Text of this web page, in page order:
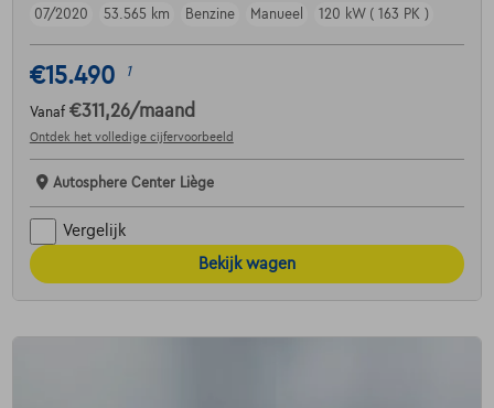
07/2020
53.565 km Benzine Manueel 120 kW ( 163 PK )
€15.490 1
Vanaf €311,26/maand
Ontdek het volledige cijfervoorbeeld
Autosphere Center Liège
Vergelijk
Bekijk wagen